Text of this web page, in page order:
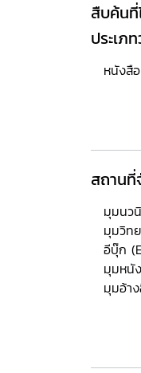
สืบค้น
ประเภ
หนังสื
สถานที่
มุมนว
มุมวิท
อีบุ๊ก
มุมหนั
มุมอ้า